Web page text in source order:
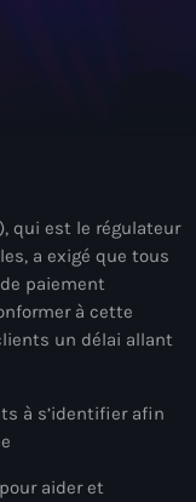
qui est le régulateur
a exigé que tous
paiement
à cette
un délai allant
à s’identifier afin
aider et